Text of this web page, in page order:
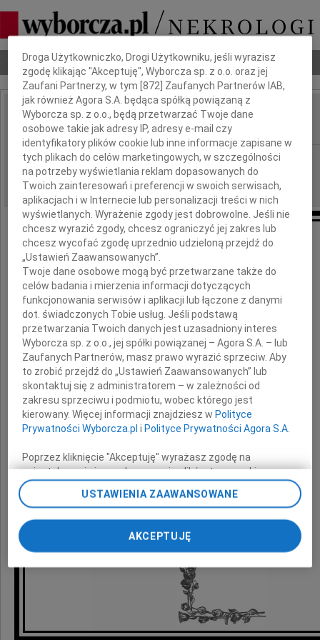
Nekrologi Odeszli Poradnik pogrzebowy
IMIĘ I NAZWISKO: Stanisław Garbacz
REGION: Opole
DATA EMISJI: 09.03.2010
Pani
Jolancie Kukułce
wyrazy szczerego współczucia
z powodu śmierci
Ojca
składają
Prezydent Miasta Opola
oraz współpracownicy
Dbamy o Twoją prywatność
Droga Użytkowniczko, Drogi Użytkowniku, jeśli wyrazisz
zgodę klikając "Akceptuję", Wyborcza sp. z o.o. oraz jej
Zaufani Partnerzy, w tym [872 ] Zaufanych Partnerów IAB,
jak również Agora S.A. będąca spółką powiązaną z
Wyborcza sp. z o.o., będą przetwarzać Twoje dane
osobowe takie jak adresy IP, adresy e-mail czy
identyfikatory plików cookie lub inne informacje zapisane w
tych plikach do celów marketingowych, w szczególności
na potrzeby wyświetlania reklam dopasowanych do
Twoich zainteresowań i preferencji w swoich serwisach,
aplikacjach i w Internecie lub personalizacji treści w nich
wyświetlanych. Wyrażenie zgody jest dobrowolne. Jeśli nie
chcesz wyrazić zgody, chcesz ograniczyć jej zakres lub
chcesz wycofać zgodę uprzednio udzieloną przejdź do
„Ustawień Zaawansowanych”.
Twoje dane osobowe mogą być przetwarzane także do
celów badania i mierzenia informacji dotyczących
funkcjonowania serwisów i aplikacji lub łączone z danymi
dot. świadczonych Tobie usług. Jeśli podstawą
przetwarzania Twoich danych jest uzasadniony interes
Wyborcza sp. z o.o., jej spółki powiązanej – Agora S.A. – lub
Zaufanych Partnerów, masz prawo wyrazić sprzeciw. Aby
to zrobić przejdź do „Ustawień Zaawansowanych” lub
skontaktuj się z administratorem – w zależności od
zakresu sprzeciwu i podmiotu, wobec którego jest
kierowany. Więcej informacji znajdziesz w Polityce
Prywatności Wyborcza.pl i Polityce Prywatności Agora S.A.
Poprzez kliknięcie "Akceptuję" wyrażasz zgodę na
zainstalowanie i przechowywanie plików typu cookie
Wyborczej sp. z o. o. jej Zaufanych Partnerów i Agora S.A.
na Twoim urządzeniu końcowym. Możesz też w każdej
ponownie wywołując narzędzie do zarządzania Twoimi
preferencjami dot. przetwarzania danych poprzez
przechodząc do sekcji „Ustawienia zaawansowane”.
Zmiana ustawień plików cookie możliwa jest także za
My, nasi Zaufani Partnerzy i Agora S.A. możemy
USTAWIENIA ZAAWANSOWANE
AKCEPTUJĘ